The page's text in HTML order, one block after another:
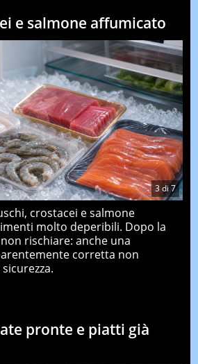
e salmone affumicato
3di7
crostacei e salmone
molto deperibili. Dopo la
rischiare: anche una
corretta non
pronte e piatti già